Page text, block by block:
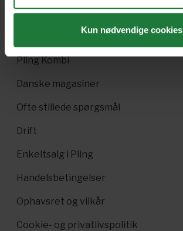
Kun nødvendige cookies
Gavekort
Pling Kombi
Danske magasiner
Ofte stillede spørgsmål
Drift
Enkeltsalg i Pling
Handelsbetingelser
Ophavsret og vilkår
Cookie- og privatlivspolitik